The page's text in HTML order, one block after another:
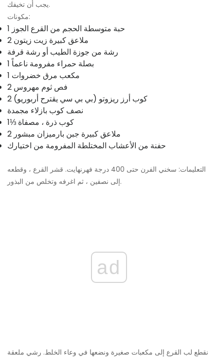
يجب أن تخيفك.
مكونات:
1 حبة متوسطة الحجم من القرع الجوز
2 ملاعق كبيرة زيت زيتون
رشة من جوزة الطيب أو رشة قرفة
1 بصلة حمراء مفرومة ناعماً
1 مكعب مرق خضروات
2 فص ثوم مهروس
2 كوب أرز ريزوتو (بي بي سي يقترح أربوريو)
نصف كوب بازلاء مجمدة
1⅓ كوب ذرة ، مصفاة
2 ملاعق كبيرة جبن بارميزان مبشور
حفنة من الأعشاب المختلطة المفرومة من اختيارك
التعليمات: سخني الفرن حتى 400 درجة فهرنهايت. قشر القرع ، وقطعه
إلى نصفين ، ثم اغرفه وتخلص من البذور.
ad
نقطع لب القرع إلى مكعبات صغيرة ونضعها في وعاء الخلط. رشي ملعقة